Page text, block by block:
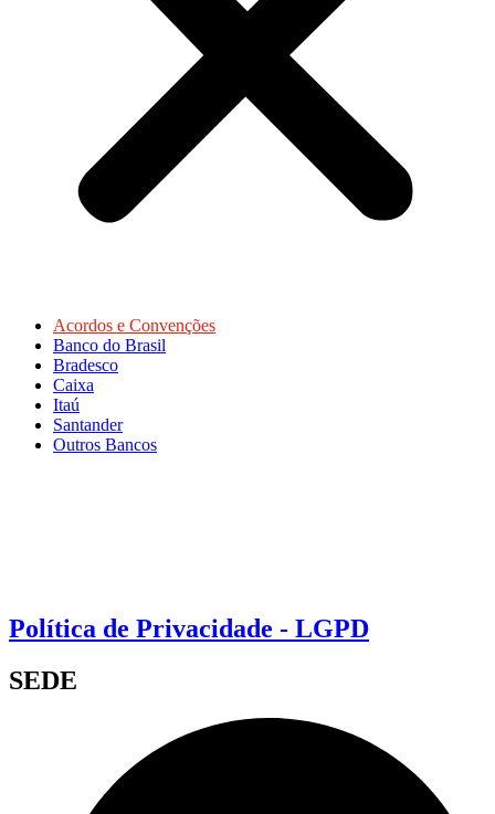
Acordos e Convenções
Banco do Brasil
Bradesco
Caixa
Itaú
Santander
Outros Bancos
Política de Privacidade - LGPD
SEDE